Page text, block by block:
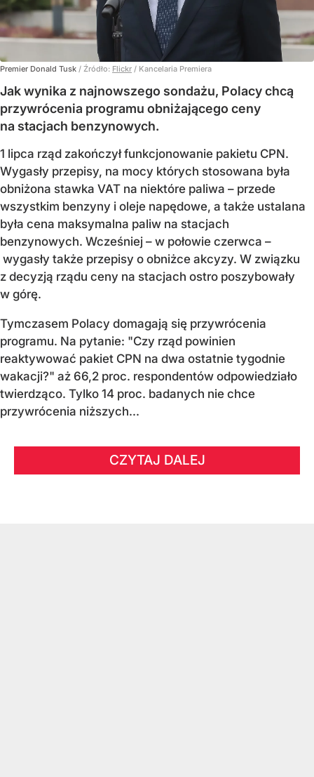
Premier Donald Tusk / Źródło: Flickr / Kancelaria Premiera
Jak wynika z najnowszego sondażu, Polacy chcą
przywrócenia programu obniżającego ceny
na stacjach benzynowych.
1 lipca rząd zakończył funkcjonowanie pakietu CPN.
Wygasły przepisy, na mocy których stosowana była
obniżona stawka VAT na niektóre paliwa – przede
wszystkim benzyny i oleje napędowe, a także ustalana
była cena maksymalna paliw na stacjach
benzynowych. Wcześniej – w połowie czerwca –
wygasły także przepisy o obniżce akcyzy. W związku
z decyzją rządu ceny na stacjach ostro poszybowały
w górę.
Tymczasem Polacy domagają się przywrócenia
programu. Na pytanie: "Czy rząd powinien
reaktywować pakiet CPN na dwa ostatnie tygodnie
wakacji?" aż 66,2 proc. respondentów odpowiedziało
twierdząco. Tylko 14 proc. badanych nie chce
przywrócenia niższych...
CZYTAJ DALEJ